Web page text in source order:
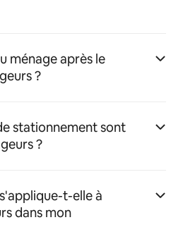
ménage après le
?
stationnement sont
?
t-elle à
dans mon